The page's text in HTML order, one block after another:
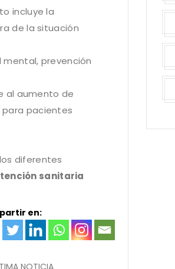
incluye la
de la situación
mental, prevención
al aumento de
pacientes
diferentes
sanitaria
en:
NOTICIA